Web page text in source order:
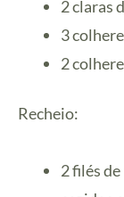
2 claras
3
2
Recheio:
2 filés